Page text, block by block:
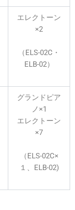
エレクトーン
×2
（ELS-02C・
ELB-02）
グランドピア
ノ×1
エレクトーン
×7
（ELS-02C×
１、ELB-02)